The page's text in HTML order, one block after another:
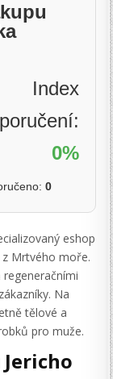
Index
0%
0
eshop
Mrtvého moře.
Na
tělové a
pro muže.